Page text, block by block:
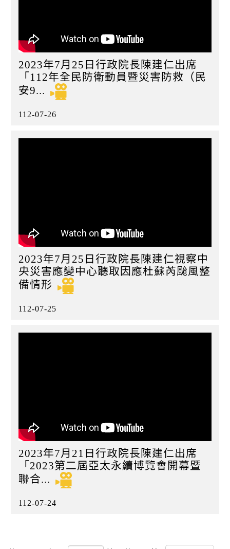
2023年7月25日行政院長陳建仁出席
「112年全民防衛動員暨災害防救（民
安9...
112-07-26
2023年7月25日行政院長陳建仁視察中
央災害應變中心聽取因應杜蘇芮颱風整
備情形
112-07-25
2023年7月21日行政院長陳建仁出席
「2023第二屆亞太永續博覽會開幕暨
聯合...
112-07-24